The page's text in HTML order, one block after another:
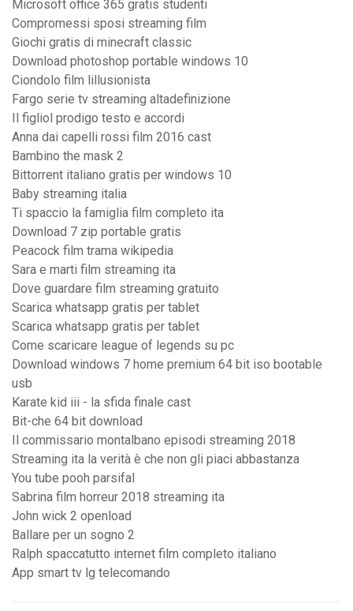
Microsoft office 365 gratis studenti
Compromessi sposi streaming film
Giochi gratis di minecraft classic
Download photoshop portable windows 10
Ciondolo film lillusionista
Fargo serie tv streaming altadefinizione
Il figliol prodigo testo e accordi
Anna dai capelli rossi film 2016 cast
Bambino the mask 2
Bittorrent italiano gratis per windows 10
Baby streaming italia
Ti spaccio la famiglia film completo ita
Download 7 zip portable gratis
Peacock film trama wikipedia
Sara e marti film streaming ita
Dove guardare film streaming gratuito
Scarica whatsapp gratis per tablet
Scarica whatsapp gratis per tablet
Come scaricare league of legends su pc
Download windows 7 home premium 64 bit iso bootable
usb
Karate kid iii - la sfida finale cast
Bit-che 64 bit download
Il commissario montalbano episodi streaming 2018
Streaming ita la verità è che non gli piaci abbastanza
You tube pooh parsifal
Sabrina film horreur 2018 streaming ita
John wick 2 openload
Ballare per un sogno 2
Ralph spaccatutto internet film completo italiano
App smart tv lg telecomando